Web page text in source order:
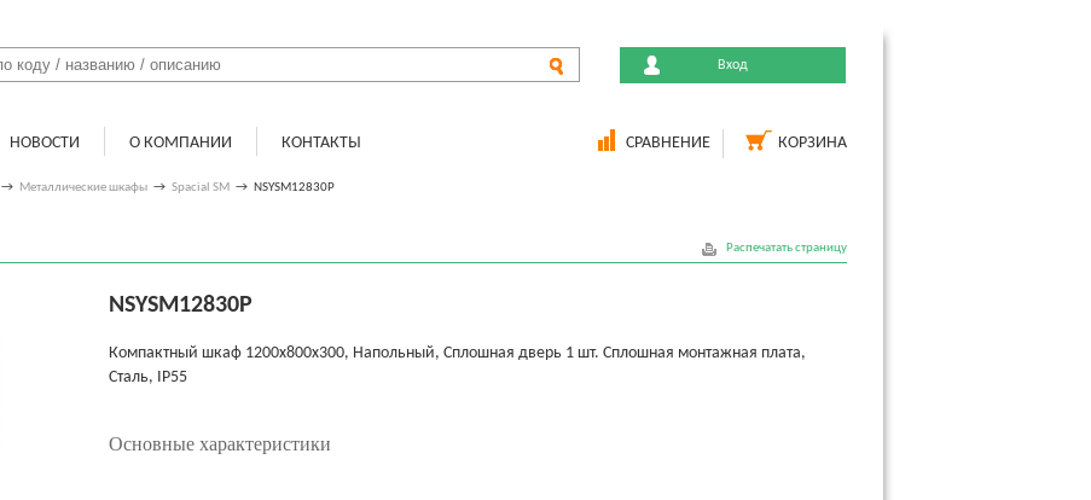
Вход
НОВОСТИ О КОМПАНИИ КОНТАКТЫ СРАВНЕНИЕ КОРЗИНА
→ Металлические шкафы → Spacial SM → NSYSM12830P
Распечатать страницу
NSYSM12830P
Компактный шкаф 1200x800x300, Напольный, Сплошная дверь 1 шт. Сплошная монтажная плата,
Сталь, IP55
Основные характеристики